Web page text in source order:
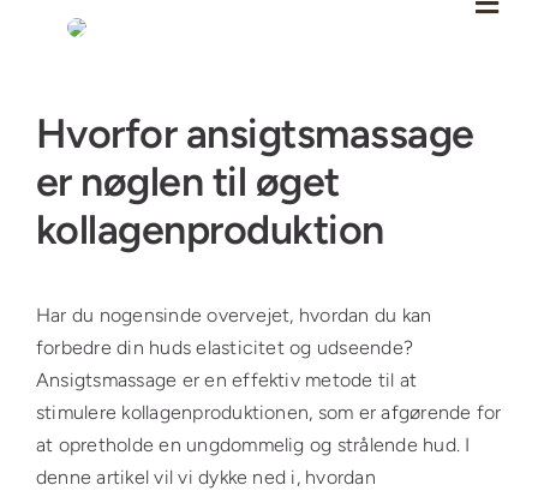
større
billede
Hvorfor ansigtsmassage
er nøglen til øget
kollagenproduktion
Har du nogensinde overvejet, hvordan du kan
forbedre din huds elasticitet og udseende?
Ansigtsmassage er en effektiv metode til at
stimulere kollagenproduktionen, som er afgørende for
at opretholde en ungdommelig og strålende hud. I
denne artikel vil vi dykke ned i, hvordan